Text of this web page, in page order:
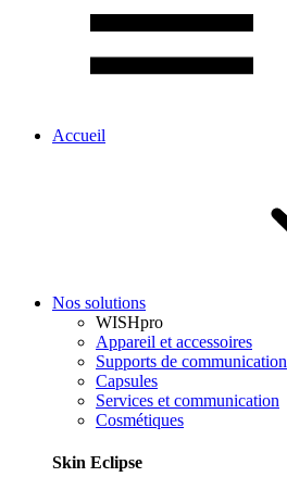
Accueil
Nos solutions
WISHpro
Appareil et accessoires
Supports de communication
Capsules
Services et communication
Cosmétiques
Skin Eclipse